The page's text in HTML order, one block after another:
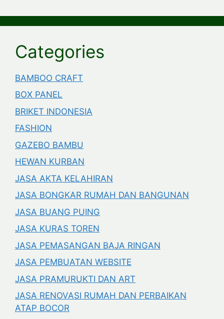
Categories
BAMBOO CRAFT
BOX PANEL
BRIKET INDONESIA
FASHION
GAZEBO BAMBU
HEWAN KURBAN
JASA AKTA KELAHIRAN
JASA BONGKAR RUMAH DAN BANGUNAN
JASA BUANG PUING
JASA KURAS TOREN
JASA PEMASANGAN BAJA RINGAN
JASA PEMBUATAN WEBSITE
JASA PRAMURUKTI DAN ART
JASA RENOVASI RUMAH DAN PERBAIKAN
ATAP BOCOR